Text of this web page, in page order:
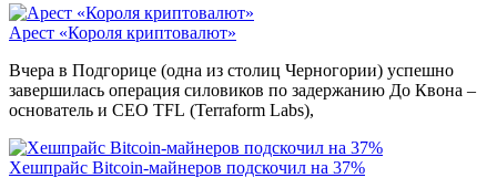
Арест «Короля криптовалют»
Вчера в Подгорице (одна из столиц Черногории) успешно
завершилась операция силовиков по задержанию До Квона –
основатель и CEO TFL (Terraform Labs),
Хешпрайс Bitcoin-майнеров подскочил на 37%